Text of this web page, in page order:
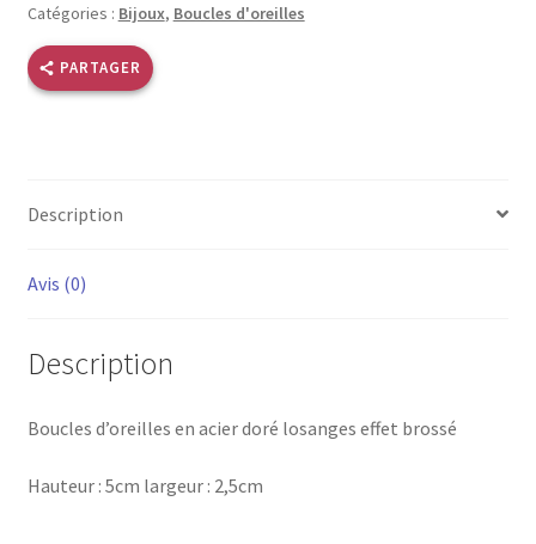
losanges
Catégories : Bijoux, Boucles d'oreilles
PARTAGER
Description
Avis (0)
Description
Boucles d’oreilles en acier doré losanges effet brossé
Hauteur : 5cm largeur : 2,5cm